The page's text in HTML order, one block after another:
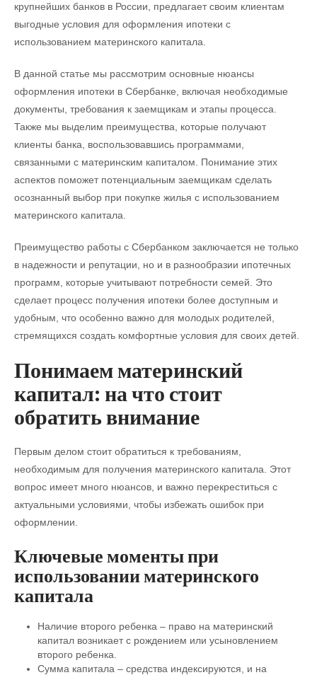
крупнейших банков в России, предлагает своим клиентам
выгодные условия для оформления ипотеки с
использованием материнского капитала.
В данной статье мы рассмотрим основные нюансы
оформления ипотеки в Сбербанке, включая необходимые
документы, требования к заемщикам и этапы процесса.
Также мы выделим преимущества, которые получают
клиенты банка, воспользовавшись программами,
связанными с материнским капиталом. Понимание этих
аспектов поможет потенциальным заемщикам сделать
осознанный выбор при покупке жилья с использованием
материнского капитала.
Преимущество работы с Сбербанком заключается не только
в надежности и репутации, но и в разнообразии ипотечных
программ, которые учитывают потребности семей. Это
сделает процесс получения ипотеки более доступным и
удобным, что особенно важно для молодых родителей,
стремящихся создать комфортные условия для своих детей.
Понимаем материнский
капитал: на что стоит
обратить внимание
Первым делом стоит обратиться к требованиям,
необходимым для получения материнского капитала. Этот
вопрос имеет много нюансов, и важно перекреститься с
актуальными условиями, чтобы избежать ошибок при
оформлении.
Ключевые моменты при
использовании материнского
капитала
Наличие второго ребенка – право на материнский
капитал возникает с рождением или усыновлением
второго ребенка.
Сумма капитала – средства индексируются, и на